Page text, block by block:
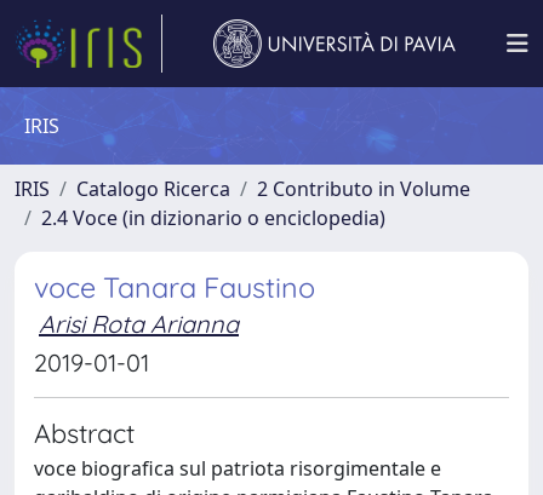
IRIS
IRIS Catalogo Ricerca
2 Contributo in Volume
2.4 Voce (in dizionario o enciclopedia)
voce Tanara Faustino
Arisi Rota Arianna
2019-01-01
Abstract
voce biografica sul patriota risorgimentale e